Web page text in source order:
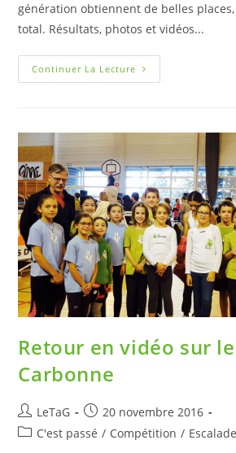
génération obtiennent de belles
total. Résultats, photos et vidéos...
Continuer La Lecture
Retour en vidéo sur le
Carbonne
LeTaG
20 novembre 2016
C'est passé / Compétition / Escalade